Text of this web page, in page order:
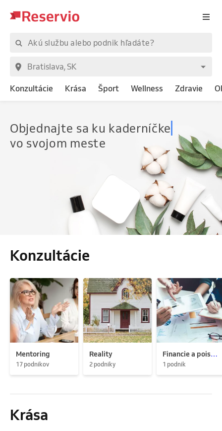
Konzultácie Krása Šport Wellness Zdravie
Objednajte sa ku kaderníčke
vo svojom meste
Konzultácie
Mentoring
17 podnikov
Reality
2 podniky
Financie a poistenie
1 podnik
Krása